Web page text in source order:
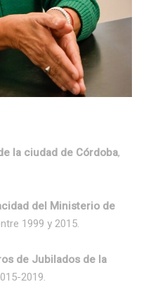
la ciudad de Córdoba,
del Ministerio de
1999 y 2015.
de Jubilados de la
2019.